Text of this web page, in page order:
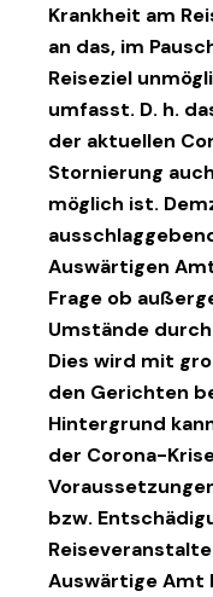
Krankheit am
an das, im
Reiseziel
umfasst. D. h.
der aktuellen
Stornierung
möglich ist.
Auswärtigen
Frage ob
Umstände
Dies wird mit
den Gerichten
Hintergrund
der Corona-
bzw.
Auswärtige Amt